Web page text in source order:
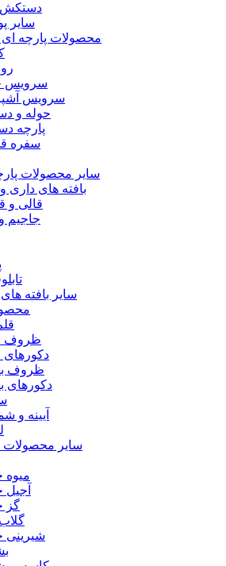
دستکش
سایر
محصولات پارچه
سرویس
سرویس
حوله و
پارچه
سفره
سایر محصولات
بافته های داری و
قالی و
جاجیم
سایر بافته
ظروف
ظروف
دکورهای
آیینه و
سایر محصولات
میوه
گز
شیرینی